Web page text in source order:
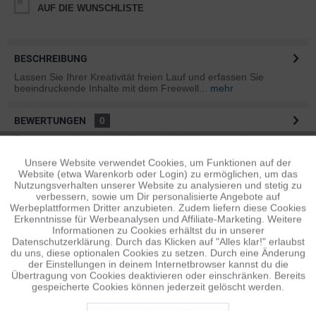
AUF DIE WUNSCHLISTE
BESCHREIBUNG
Lassen Sie Ihrer Kreativität freien Lauf und erfassen Sie
beeindruckende Inhalte mit dem Freewell...
mehr
BEWERTUNGEN
0
Bewertungen lesen, schreiben und diskutieren...mehr
ÄHNLICHE ARTIKEL
Diese Artikel sind dem Produkt ähnlich ...mehr
Persönliche Empfehlungen
Funktionale Aktiv
Tracking Inaktiv
Personalisierung Inaktiv
Service Inaktiv
Unsere Website verwendet Cookies, um Funktionen auf der
Website (etwa Warenkorb oder Login) zu ermöglichen, um das
Nutzungsverhalten unserer Website zu analysieren und stetig zu
verbessern, sowie um Dir personalisierte Angebote auf
Werbeplattformen Dritter anzubieten. Zudem liefern diese Cookies
Erkenntnisse für Werbeanalysen und Affiliate-Marketing. Weitere
Informationen zu Cookies erhältst du in unserer
Datenschutzerklärung. Durch das Klicken auf "Alles klar!" erlaubst
du uns, diese optionalen Cookies zu setzen. Durch eine Änderung
der Einstellungen in deinem Internetbrowser kannst du die
Übertragung von Cookies deaktivieren oder einschränken. Bereits
gespeicherte Cookies können jederzeit gelöscht werden.